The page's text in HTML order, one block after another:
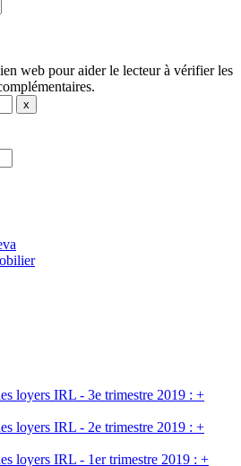
web pour aider le lecteur à vérifier les
x
loyers IRL - 3e trimestre 2019 : +
loyers IRL - 2e trimestre 2019 : +
loyers IRL - 1er trimestre 2019 : +